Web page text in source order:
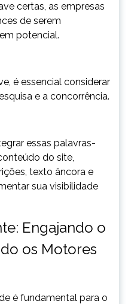
certas, as empresas
de serem
potencial.
é essencial considerar
e a concorrência.
essas palavras-
do site,
texto âncora e
sua visibilidade
Engajando o
os Motores
é fundamental para o